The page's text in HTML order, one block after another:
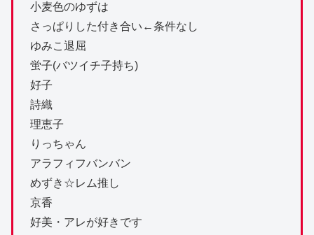
小麦色のゆずは
さっぱりした付き合い←条件なし
ゆみこ退屈
蛍子(バツイチ子持ち)
好子
詩織
理恵子
りっちゃん
アラフィフバンバン
めずき☆レム推し
京香
好美・アレが好きです